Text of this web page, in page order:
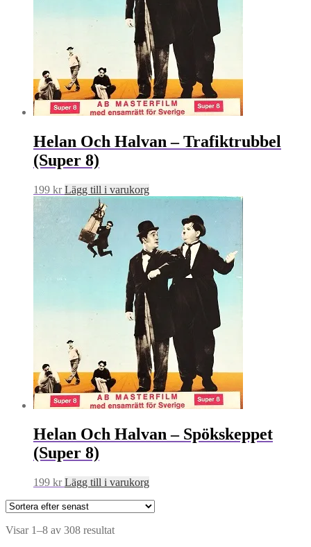
Helan Och Halvan – Trafiktrubbel
(Super 8)
199 kr Lägg till i varukorg
Helan Och Halvan – Spökskeppet
(Super 8)
199 kr Lägg till i varukorg
Visar 1–8 av 308 resultatSortera